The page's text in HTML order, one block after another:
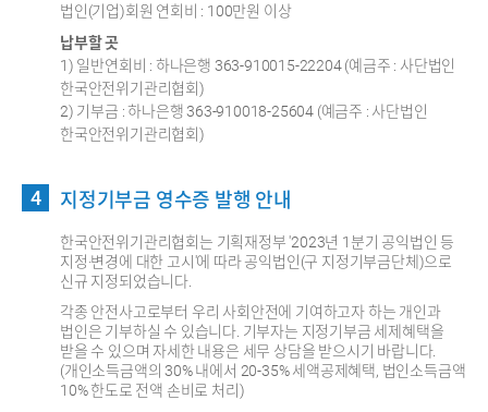
법인(기업)회원 연회비 : 100만원 이상
납부할 곳
1) 일반연회비 : 하나은행 363-910015-22204 (예금주 : 사단법인
한국안전위기관리협회)
2) 기부금 : 하나은행 363-910018-25604 (예금주 : 사단법인
한국안전위기관리협회)
지정기부금 영수증 발행 안내
한국안전위기관리협회는 기획재정부 '2023년 1분기 공익법인 등
지정·변경에 대한 고시'에 따라 공익법인(구 지정기부금단체)으로
신규 지정되었습니다.
각종 안전사고로부터 우리 사회안전에 기여하고자 하는 개인과
법인은 기부하실 수 있습니다. 기부자는 지정기부금 세제혜택을
받을 수 있으며 자세한 내용은 세무 상담을 받으시기 바랍니다.
(개인소득금액의 30% 내에서 20-35% 세액공제혜택, 법인소득금액
10% 한도로 전액 손비로 처리)